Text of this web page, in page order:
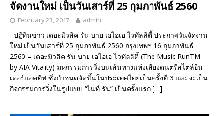
จัดงานใหม่ เป็นวันเสาร์ที่ 25 กุมภาพันธ์ 2560
February 23, 2017 admin
ปฏิทินข่าว เดอะมิวสิค รัน บาย เอไอเอ ไวทัลลิตี้ ประกาศวันจัดงาน
ใหม่ เป็นวันเสาร์ที่ 25 กุมภาพันธ์ 2560 กรุงเทพฯ 16 กุมภาพันธ์
2560 – เดอะมิวสิค รัน บาย เอไอเอ ไวทัลลิตี้ (The Music RunTM
by AIA Vitality) มหกรรมการวิ่งบนเส้นทางแห่งเสียงดนตรีสไตล์อิน
เตอร์แอคทีฟ ซึ่งกำหนดจัดขึ้นในประเทศไทยเป็นครั้งที่ 3 และจะเป็น
กิจกรรมการวิ่งในรูปแบบ “ไนท์ รัน” เป็นครั้งแรก […]